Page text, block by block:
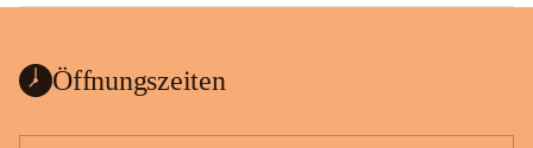
Öffnungszeiten